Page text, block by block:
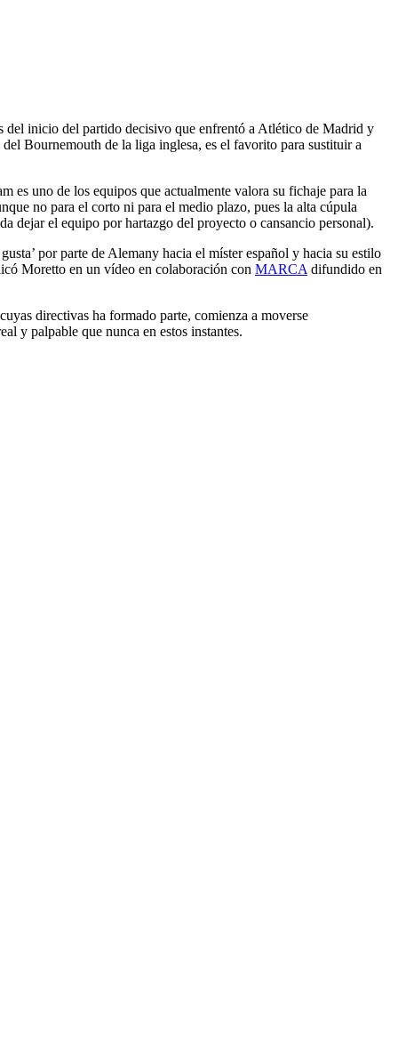
del inicio del partido decisivo que enfrentó a Atlético de Madrid y
Bournemouth de la liga inglesa, es el favorito para sustituir a
es uno de los equipos que actualmente valora su fichaje para la
no para el corto ni para el medio plazo, pues la alta cúpula
dejar el equipo por hartazgo del proyecto o cansancio personal).
por parte de Alemany hacia el míster español y hacia su estilo
Moretto en un vídeo en colaboración con MARCA difundido en
directivas ha formado parte, comienza a moverse
y palpable que nunca en estos instantes.